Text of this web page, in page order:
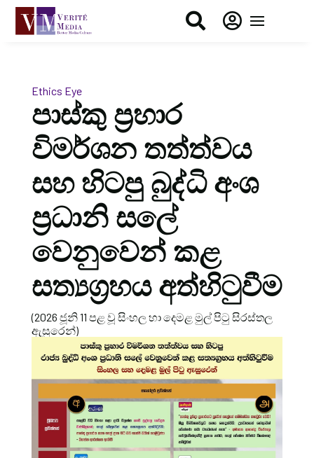
 
Ethics Eye
පාස්කු ප්‍රහාර
විමර්ශන තත්ත්වය
සහ හිටපු බුද්ධි අංශ
ප්‍රධානි සලේ
වෙනුවෙන් කළ
සත්‍යග්‍රහය අත්හිටුවීම
(2026 ජූනි 11 පළ වූ සිංහල හා දෙමළ මුල් පිටු සිරස්තල
ඇසුරෙන්)